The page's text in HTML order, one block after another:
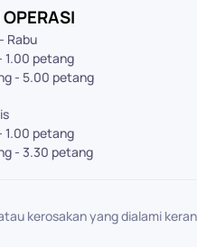
Rabu
1.00 petang
- 5.00 petang
1.00 petang
- 3.30 petang
kerosakan yang dialami